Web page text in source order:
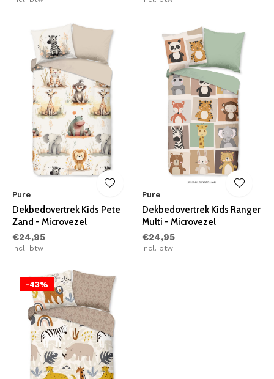
Pure
Dekbedovertrek Kids Pete
Zand - Microvezel
€24,95
Incl. btw
Pure
Dekbedovertrek Kids Ranger
Multi - Microvezel
€24,95
Incl. btw
-43%